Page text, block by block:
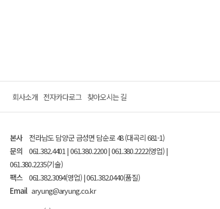
회사소개 전자카다로그 찾아오시는 길
본사
전라남도 담양군 금성면 담순로 48 (대곡리 681-1)
문의
061.382.4401 | 061.380.2200 | 061.380.2222(영업) |
061.380.2235(기술)
팩스
061.382.3094(영업) | 061.382.0440(품질)
Email aryung@aryung.co.kr